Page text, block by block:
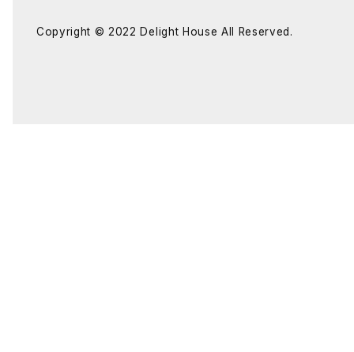
Copyright © 2022 Delight House All Reserved.